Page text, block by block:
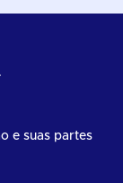
e suas partes